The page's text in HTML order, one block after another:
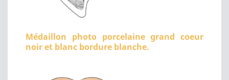
Médaillon photo porcelaine grand coeur
noir et blanc bordure blanche.